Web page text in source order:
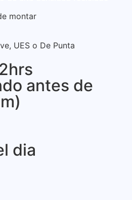
montar
UES o De Punta
antes de
dia